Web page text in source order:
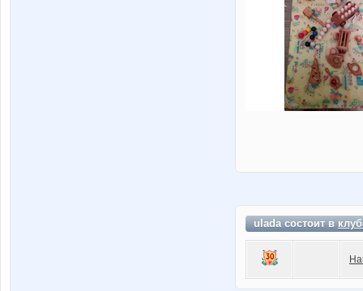
ulada состоит в